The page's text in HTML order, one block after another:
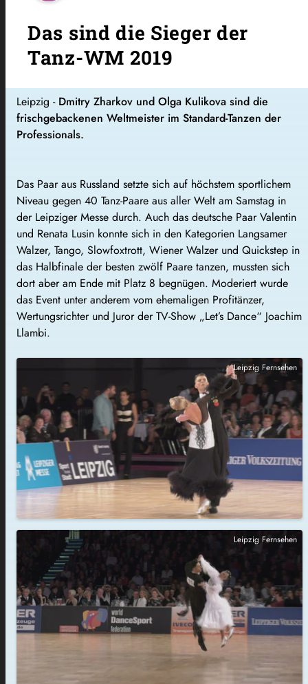
Das sind die Sieger der
Tanz-WM 2019
Leipzig - Dmitry Zharkov und Olga Kulikova sind die
frischgebackenen Weltmeister im Standard-Tanzen der
Professionals.
Das Paar aus Russland setzte sich auf höchstem sportlichem
Niveau gegen 40 Tanz-Paare aus aller Welt am Samstag in
der Leipziger Messe durch. Auch das deutsche Paar Valentin
und Renata Lusin konnte sich in den Kategorien Langsamer
Walzer, Tango, Slowfoxtrott, Wiener Walzer und Quickstep in
das Halbfinale der besten zwölf Paare tanzen, mussten sich
dort aber am Ende mit Platz 8 begnügen. Moderiert wurde
das Event unter anderem vom ehemaligen Profitänzer,
Wertungsrichter und Juror der TV-Show „Let’s Dance“ Joachim
Llambi.
Leipzig Fernsehen
Leipzig Fernsehen